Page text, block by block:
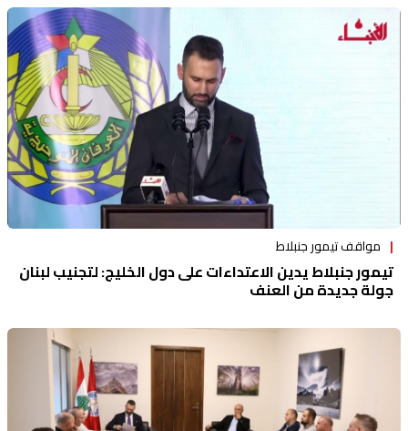
مواقف تيمور جنبلاط
تيمور جنبلاط يدين الاعتداءات على دول الخليج: لتجنيب لبنان
جولة جديدة من العنف